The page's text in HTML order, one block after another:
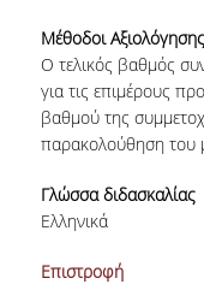
ΦΟΡΜΑ
Μέθοδοι
Ο τελικός βαθμός
για τις επιμέρους
βαθμού της
παρακολούθηση του
Γλώσσα διδασκαλίας
Ελληνικά
Επιστροφή